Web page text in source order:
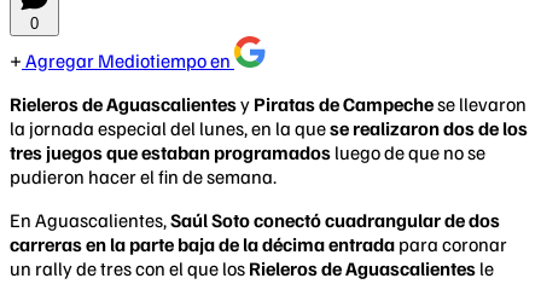
0
Agregar Mediotiempo en
Rieleros de Aguascalientesy Piratas de Campechese llevaron
la jornada especial del lunes, en la quese realizaron dos de los
tres juegos que estaban programados luego de que no se
pudieron hacer el fin de semana.
En Aguascalientes,Saúl Soto conectó cuadrangular de dos
carreras en la parte baja de la décima entrada para coronar
un rally de tres con el que los Rieleros de Aguascalientes le